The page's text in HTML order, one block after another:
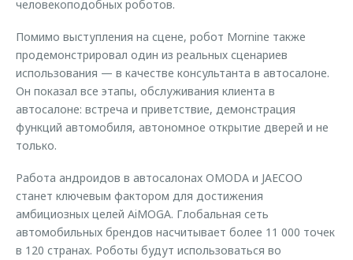
человекоподобных роботов.
Помимо выступления на сцене, робот Mornine также
продемонстрировал один из реальных сценариев
использования — в качестве консультанта в автосалоне.
Он показал все этапы, обслуживания клиента в
автосалоне: встреча и приветствие, демонстрация
функций автомобиля, автономное открытие дверей и не
только.
Работа андроидов в автосалонах OMODA и JAECOO
станет ключевым фактором для достижения
амбициозных целей AiMOGA. Глобальная сеть
автомобильных брендов насчитывает более 11 000 точек
в 120 странах. Роботы будут использоваться во